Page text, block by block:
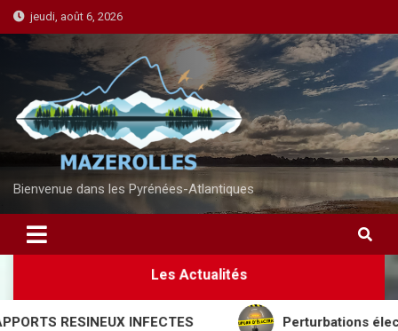
k
t
n
jeudi, août 6, 2026
Bienvenue dans les Pyrénées-Atlantiques
Les Actualités
INFECTES Perturbations électriques